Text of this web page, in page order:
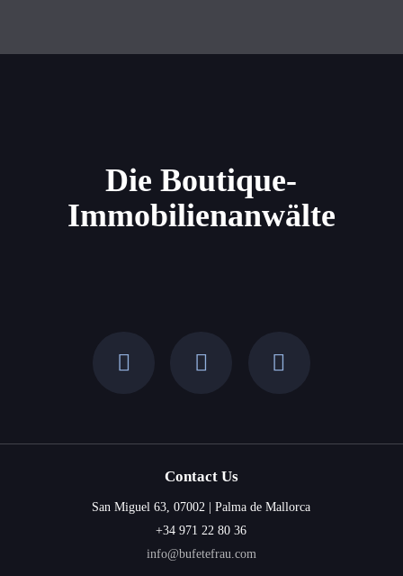
Die Boutique-
Immobilienanwälte
Contact Us
San Miguel 63, 07002 | Palma de Mallorca
+34 971 22 80 36
info@bufetefrau.com